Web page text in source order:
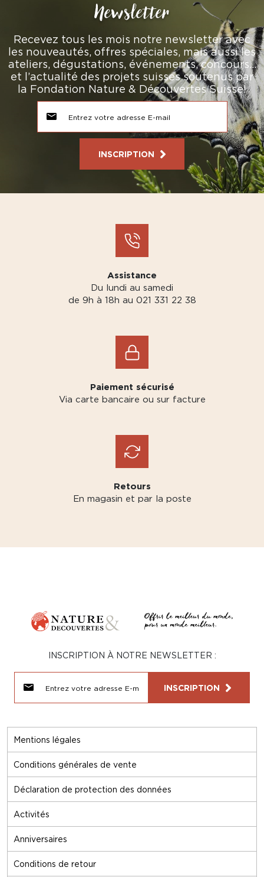
Newsletter
Recevez tous les mois notre newsletter avec
les nouveautés, offres spéciales, mais aussi les
ateliers, dégustations, événements, concours…
et l’actualité des projets suisses soutenus par
la Fondation Nature & Découvertes Suisse!
INSCRIPTION
Assistance
Du lundi au samedi
de 9h à 18h au 021 331 22 38
Paiement sécurisé
Via carte bancaire ou sur facture
Retours
En magasin et par la poste
Mentions légales
Conditions générales de vente
Déclaration de protection des données
Activités
Anniversaires
Conditions de retour
INSCRIPTION À NOTRE NEWSLETTER :
INSCRIPTION